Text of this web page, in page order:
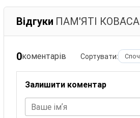
Відгуки ПАМ'ЯТІ КОВА́СА
0коментарів Сортувати:
Залишити коментар
Ваше імʼя